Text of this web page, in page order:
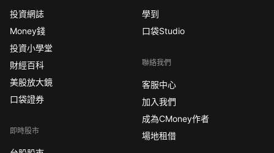
投資網誌
Money錢
投資小學堂
財經百科
美股放大鏡
口袋證券
即時股市
學到
口袋Studio
聯絡我們
客服中心
加入我們
成為CMoney作者
場地租借